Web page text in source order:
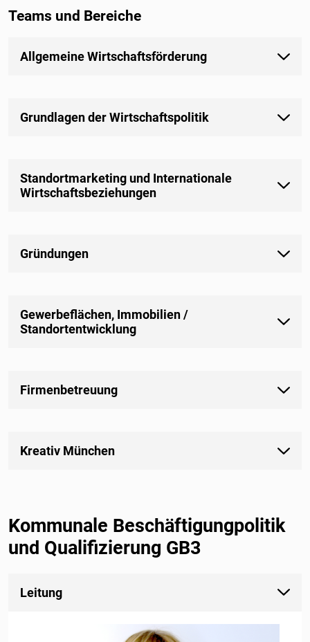
Teams und Bereiche
Allgemeine Wirtschaftsförderung
Grundlagen der Wirtschaftspolitik
Standortmarketing und Internationale
Wirtschaftsbeziehungen
Gründungen
Gewerbeflächen, Immobilien /
Standortentwicklung
Firmenbetreuung
Kreativ München
Kommunale Beschäftigungpolitik
und Qualifizierung GB3
Leitung